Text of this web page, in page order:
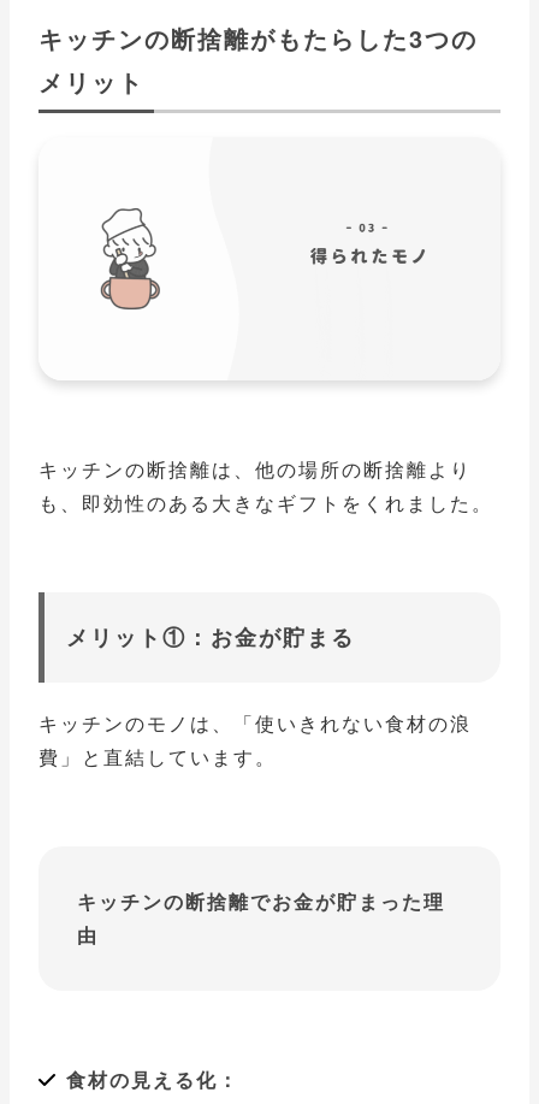
キッチンの断捨離がもたらした3つの
メリット
キッチンの断捨離は、他の場所の断捨離より
も、即効性のある大きなギフトをくれました。
メリット①：お金が貯まる
キッチンのモノは、「使いきれない食材の浪
費」と直結しています。
キッチンの断捨離でお金が貯まった理
由
食材の見える化：